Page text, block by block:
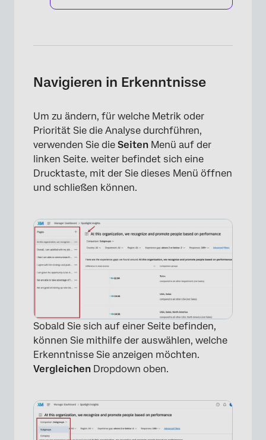
Navigieren in Erkenntnisse
Um zu ändern, für welche Metrik oder
Priorität Sie die Analyse durchführen,
verwenden Sie die Seiten Menü auf der
linken Seite. weiter befindet sich eine
Drucktaste, mit der Sie dieses Menü öffnen
und schließen können.
Sobald Sie sich auf einer Seite befinden,
können Sie mithilfe der auswählen, welche
Erkenntnisse Sie anzeigen möchten.
Vergleichen Dropdown oben.